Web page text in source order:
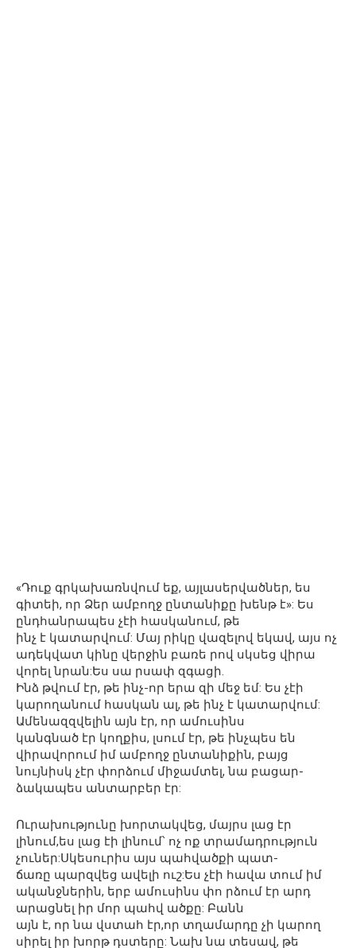
«Դուք գրկախառնվում եք, այլասերվածներ, ես
գիտեի, որ Ձեր ամբողջ ընտանիքը խենթ է»: Ես
ընդհանրապես չէի հասկանում, թե
ինչ է կատարվում: Մայ րիկը վազելով եկավ, այս ոչ
ադեկվատ կինը վերջին բառե րով սկսեց վիրա
վորել նրան:Ես սա րսափ զգացի.
Ինձ թվում էր, թե ինչ-որ երա զի մեջ եմ: Ես չէի
կարողանում հասկան ալ, թե ինչ է կատարվում:
Ամենազզվելին այն էր, որ ամուսինս
կանգնած էր կողքիս, լսում էր, թե ինչպես են
վիրավորում իմ ամբողջ ընտանիքին, բայց
նույնիսկ չէր փորձում միջամտել, նա բացար-
ձակապես անտարբեր էր:
Ուրախությունը խորտակվեց, մայրս լաց էր
լինում,ես լաց էի լինում՝ ոչ ոք տրամադրություն
չուներ:Սկեսուրիս այս պահվածքի պատ-
ճառը պարզվեց ավելի ուշ:Ես չէի հավա տում իմ
ականջներին, երբ ամուսինս փո րձում էր արդ
արացնել իր մոր պահվ ածքը: Բանն
այն է, որ նա վստահ էր,որ տղամարդը չի կարող
սիրել իր խորթ դստերը: Նախ նա տեսավ, թե